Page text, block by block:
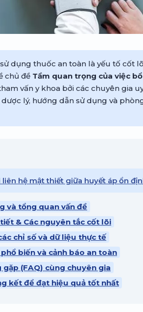
dụng thuốc an toàn là yếu tố cốt
chủ đề Tầm quan trọng của việc
vấn y khoa bởi các chuyên gia
lý, hướng dẫn sử dụng và
liên hệ mật thiết giữa huyết áp ổn
và tổng quan vấn đề
& Các nguyên tắc cốt lõi
chỉ số và dữ liệu thực tế
biến và cảnh báo an toàn
gặp (FAQ) cùng chuyên gia
kết để đạt hiệu quả tốt nhất